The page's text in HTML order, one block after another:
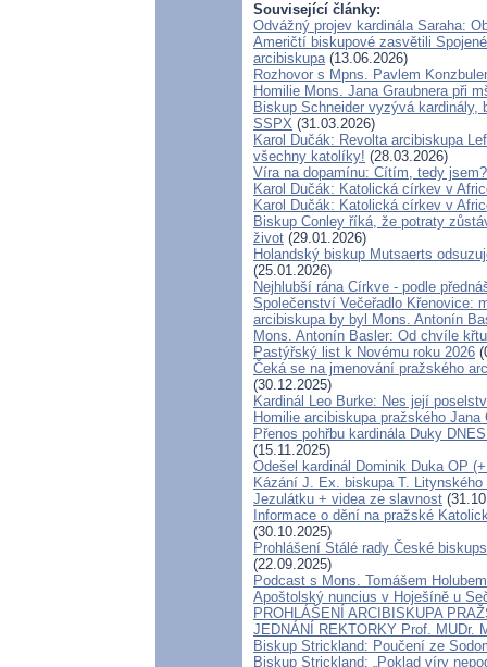
Související články:
Odvážný projev kardinála Saraha:
Američtí biskupové zasvětili
arcibiskupa(13.06.2026)
Rozhovor s Mpns. Pavlem
Homilie Mons. Jana Graubnera při
Biskup Schneider vyzývá
SSPX (31.03.2026)
Karol Dučák: Revolta arcibiskupa
všechny katolíky! (28.03.2026)
Víra na dopamínu: Cítím, tedy jsem?
Karol Dučák: Katolická církev v
Karol Dučák: Katolická církev v
Biskup Conley říká, že potraty
život (29.01.2026)
Holandský biskup Mutsaerts
(25.01.2026)
Nejhlubší rána Církve - podle
Společenství Večeřadlo Křenovice:
arcibiskupa by byl Mons. Antonín
Mons. Antonín Basler: Od chvíle
Pastýřský list k Novému roku 2026
Čeká se na jmenování pražského
(30.12.2025)
Kardinál Leo Burke: Nes její
Homilie arcibiskupa pražského
Přenos pohřbu kardinála Duky
(15.11.2025)
Odešel kardinál Dominik Duka OP
Kázání J. Ex. biskupa T.
Jezulátku + videa ze slavnost
Informace o dění na pražské
(30.10.2025)
Prohlášení Stálé rady České
(22.09.2025)
Podcast s Mons. Tomášem
Apoštolský nuncius v Hoješíně u
PROHLÁŠENÍ ARCIBISKUPA
JEDNÁNÍ REKTORKY Prof. MUDr.
Biskup Strickland: Poučení ze
Biskup Strickland: „Poklad víry